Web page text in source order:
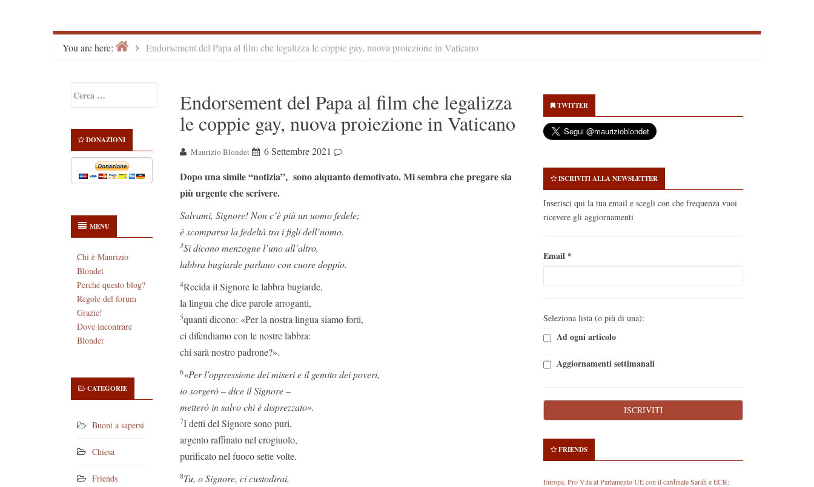
You are here: HomeEndorsement del Papa al film che legalizza le coppie gay, nuova proiezione in Vaticano
Sidebar
per:
DONAZIONI
MENU
Chi è Maurizio
Blondet
Perché questo blog?
Regole del forum
Grazie!
Dove incontrare
Blondet
CATEGORIE
Buoni a sapersi
Chiesa
Friends
Endorsement del Papa al film che legalizza
le coppie gay, nuova proiezione in Vaticano
Maurizio Blondet 6 Settembre 2021
Dopo una simile “notizia”, sono alquanto demotivato. Mi sembra che pregare sia
più urgente che scrivere.
Salvami, Signore! Non c’è più un uomo fedele;
è scomparsa la fedeltà tra i figli dell’uomo.
3Si dicono menzogne l’uno all’altro,
labbra bugiarde parlano con cuore doppio.
4Recida il Signore le labbra bugiarde,
la lingua che dice parole arroganti,
5quanti dicono: «Per la nostra lingua siamo forti,
ci difendiamo con le nostre labbra:
chi sarà nostro padrone?».
6«Per l’oppressione dei miseri e il gemito dei poveri,
io sorgerò – dice il Signore –
metterò in salvo chi è disprezzato».
7I detti del Signore sono puri,
argento raffinato nel crogiuolo,
purificato nel fuoco sette volte.
8Tu, o Signore, ci custodirai,
Sidebar
TWITTER
ISCRIVITI ALLA NEWSLETTER
Inserisci qui la tua email e scegli con che frequenza vuoi
ricevere gli aggiornamenti
Email *
Seleziona lista (o più di una):
Ad ogni articolo
Aggiornamenti settimanali
FRIENDS
Europa. Pro Vita al Parlamento UE con il cardinale Sarah e ECR: